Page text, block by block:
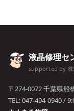
液晶修理セ
supported by 株
〒274-0072 千葉県船
TEL:047-494-0940/